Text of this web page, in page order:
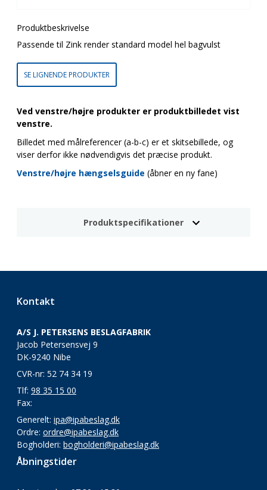
Produktbeskrivelse
Passende til Zink render standard model hel bagvulst
SE LIGNENDE PRODUKTER
Ved venstre/højre produkter er produktbilledet vist
venstre.
Billedet med målreferencer (a-b-c) er et skitsebillede, og
viser derfor ikke nødvendigvis det præcise produkt.
Venstre/højre hængselsguide (åbner en ny fane)
Produktspecifikationer
Kontakt
A/S J. PETERSENS BESLAGFABRIK
Jacob Petersensvej 9
DK-9240 Nibe
CVR-nr: 52 74 34 19
Tlf: 98 35 15 00
Fax:
Generelt: ipa@ipabeslag.dk
Ordre: ordre@ipabeslag.dk
Bogholderi: bogholderi@ipabeslag.dk
Åbningstider